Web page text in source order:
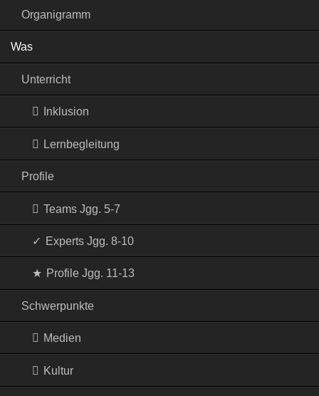
Organigramm
Was
Unterricht
Inklusion
Lernbegleitung
Profile
Teams Jgg. 5-7
Experts Jgg. 8-10
Profile Jgg. 11-13
Schwerpunkte
Medien
Kultur